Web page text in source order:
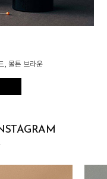
, 몰튼 브라운